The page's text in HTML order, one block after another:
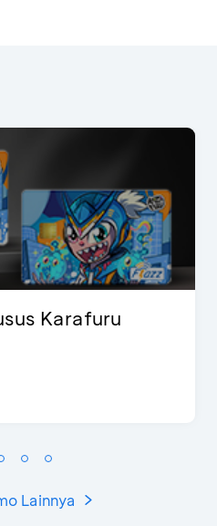
Karafuru
Lainnya